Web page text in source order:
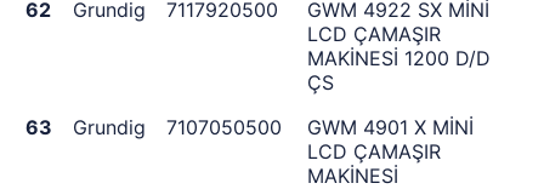
62
Grundig 7117920500
GWM 4922 SX MİNİ
LCD ÇAMAŞIR
MAKİNESİ 1200 D/D
ÇS
63
Grundig 7107050500
GWM 4901 X MİNİ
LCD ÇAMAŞIR
MAKİNESİ